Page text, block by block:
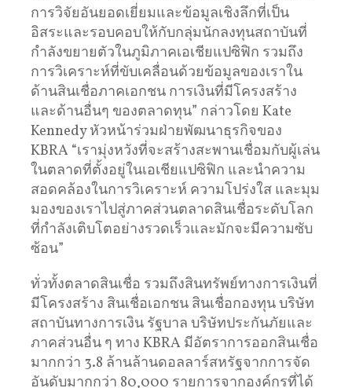
การวิจัยอันยอดเยี่ยมและข้อมูลเชิงลึกที่เป็น
อิสระและรอบคอบให้กับกลุ่มนักลงทุนสถาบันที่
กำลังขยายตัวในภูมิภาคเอเชียแปซิฟิก รวมถึง
การวิเคราะห์ที่ขับเคลื่อนด้วยข้อมูลของเราใน
ด้านสินเชื่อภาคเอกชน การเงินที่มีโครงสร้าง
และด้านอื่นๆ ของตลาดทุน” กล่าวโดย Kate
Kennedy หัวหน้าร่วมฝ่ายพัฒนาธุรกิจของ
KBRA “เรามุ่งหวังที่จะสร้างสะพานเชื่อมกับผู้เล่น
ในตลาดที่ตั้งอยู่ในเอเชียแปซิฟิก และนำความ
สอดคล้องในการวิเคราะห์ ความโปร่งใส และมุม
มองของเราไปสู่ภาคส่วนตลาดสินเชื่อระดับโลก
ที่กำลังเติบโตอย่างรวดเร็วและมักจะมีความซับ
ซ้อน”
ทั่วทั้งตลาดสินเชื่อ รวมถึงสินทรัพย์ทางการเงินที่
มีโครงสร้าง สินเชื่อเอกชน สินเชื่อกองทุน บริษัท
สถาบันทางการเงิน รัฐบาล บริษัทประกันภัยและ
ภาคส่วนอื่น ๆ ทาง KBRA มีอัตราการออกสินเชื่อ
มากกว่า 3.8 ล้านล้านดอลลาร์สหรัฐจากการจัด
อันดับมากกว่า 80,000 รายการจากองค์กรที่ได้